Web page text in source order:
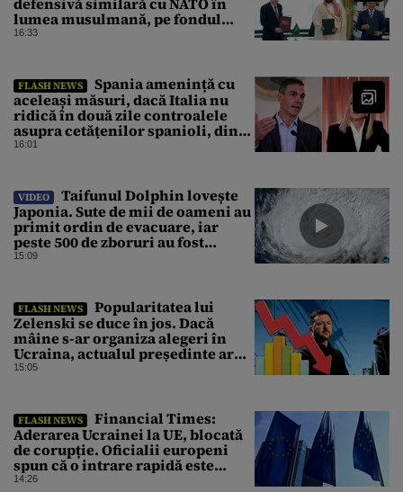
lumea musulmană, pe fondul
conflictelor din Orientul Mijlociu
16:33
FLASH NEWS
Spania amenință cu
aceleași măsuri, dacă Italia nu
ridică în două zile controalele
asupra cetățenilor spanioli, din
cauza crizei migrației
16:01
VIDEO
Taifunul Dolphin lovește
Japonia. Sute de mii de oameni au
primit ordin de evacuare, iar
peste 500 de zboruri au fost
anulate
15:09
FLASH NEWS
Popularitatea lui
Zelenski se duce în jos. Dacă
mâine s-ar organiza alegeri în
Ucraina, actualul președinte ar
pierde categoric în turul al doilea
15:05
FLASH NEWS
Financial Times:
Aderarea Ucrainei la UE, blocată
de corupție. Oficialii europeni
spun că o intrare rapidă este
imposibilă
14:26